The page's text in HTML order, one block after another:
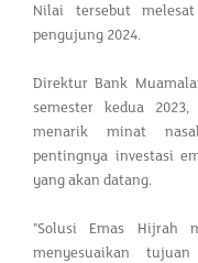
Nilai tersebut
pengujung 2024.
Direktur Bank
semester kedua
menarik minat
pentingnya investasi
yang akan datang.
"Solusi Emas Hijrah
menyesuaikan